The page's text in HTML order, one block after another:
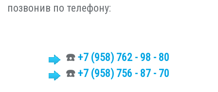
позвонив по телефону:
☎️ +7 (958) 762 - 98 - 80
☎️ +7 (958) 756 - 87 - 70